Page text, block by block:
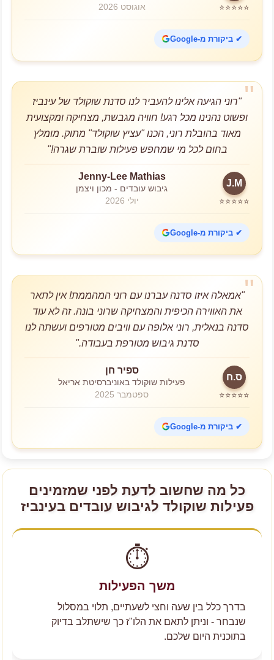
⭐⭐⭐⭐⭐ אוגוסט 2026
✔ ביקורת מ-Google
"רוני הגיעה אלינו להעביר לנו סדנת שוקולד של עינביז
ופשוט נהנינו מכל רגע! חוויה מגבשת, מצחיקה ומקצועית
מאוד בהובלת רוני, הכנו "עציץ שוקולד" מתוק. מומלץ
בחום לכל מי שמחפש פעילות שוברת שגרה!"
J.M
⭐⭐⭐⭐⭐
Jenny-Lee Mathias
גיבוש עובדים - מכון ויצמן
יולי 2026
✔ ביקורת מ-Google
"אמאלה איזו סדנה עברנו עם רוני המהממת! אין לתאר
את האווירה הכיפית והמצחיקה שרוני בונה. זה לא עוד
סדנה בנאלית, רוני אלופה עם וויבים מטורפים ועשתה לנו
סדנת גיבוש מטורפת בעבודה."
ס.ח
⭐⭐⭐⭐⭐
ספיר חן
פעילות שוקולד באוניברסיטת אריאל
ספטמבר 2025
✔ ביקורת מ-Google
כל מה שחשוב לדעת לפני שמזמינים
פעילות שוקולד לגיבוש עובדים בעינביז
⏱️
משך הפעילות
בדרך כלל בין שעה וחצי לשעתיים, תלוי במסלול
שנבחר - וניתן לתאם את הלו"ז כך שישתלב בדיוק
בתוכנית היום שלכם.